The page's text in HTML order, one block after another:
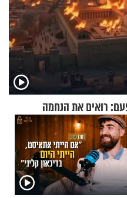
רואים את הנחמה